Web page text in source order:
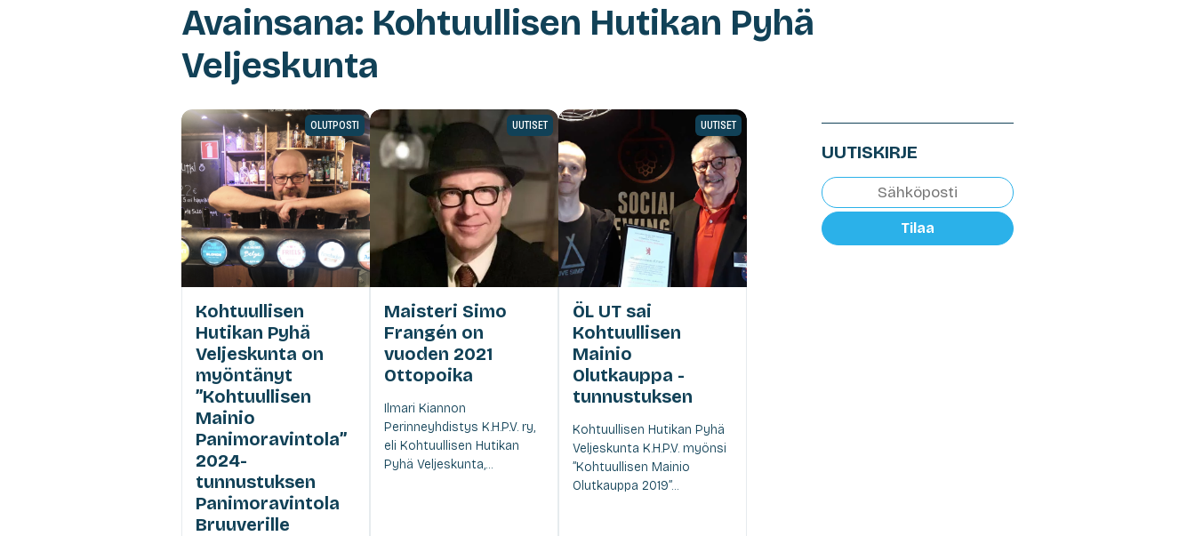
Avainsana: Kohtuullisen Hutikan Pyhä
Veljeskunta
OLUTPOSTI
Kohtuullisen
Hutikan Pyhä
Veljeskunta on
myöntänyt
”Kohtuullisen
Mainio
Panimoravintola”
2024-
tunnustuksen
Panimoravintola
Bruuverille
UUTISET
Maisteri Simo
Frangén on
vuoden 2021
Ottopoika
Ilmari Kiannon
Perinneyhdistys K.H.P.V. ry,
eli Kohtuullisen Hutikan
Pyhä Veljeskunta,...
UUTISET
ÖL UT sai
Kohtuullisen
Mainio
Olutkauppa -
tunnustuksen
Kohtuullisen Hutikan Pyhä
Veljeskunta K.H.P.V. myönsi
”Kohtuullisen Mainio
Olutkauppa 2019”...
UUTISKIRJE
Tilaa